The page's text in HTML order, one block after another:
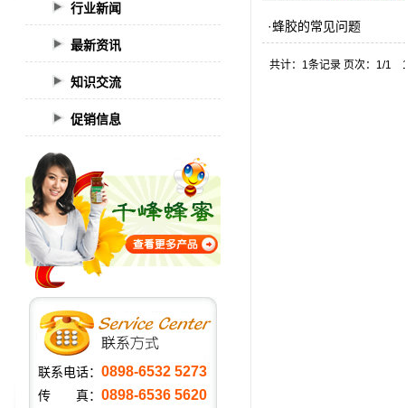
行业新闻
最新资讯
知识交流
促销信息
联系电话： 0898-6532 5273
传 真： 0898-6536 5620
·蜂胶的常见问题
共计：1条记录 页次：1/1